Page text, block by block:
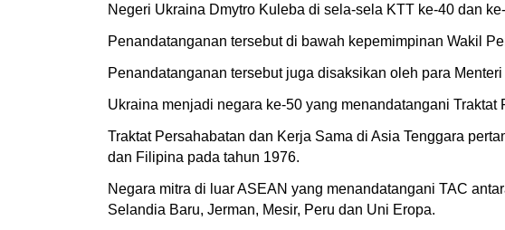
Negeri Ukraina Dmytro Kuleba di sela-sela KTT ke-40 dan
Penandatanganan tersebut di bawah kepemimpinan Wakil
Penandatanganan tersebut juga disaksikan oleh para
Ukraina menjadi negara ke-50 yang menandatangani
Traktat Persahabatan dan Kerja Sama di Asia Tenggara
dan Filipina pada tahun 1976.
Negara mitra di luar ASEAN yang menandatangani TAC
Selandia Baru, Jerman, Mesir, Peru dan Uni Eropa.